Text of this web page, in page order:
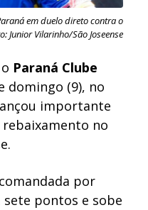
em duelo direto contra o
Junior Vilarinho/São Joseense
Paraná Clube
domingo (9), no
importante
no
por
sete pontos e sobe